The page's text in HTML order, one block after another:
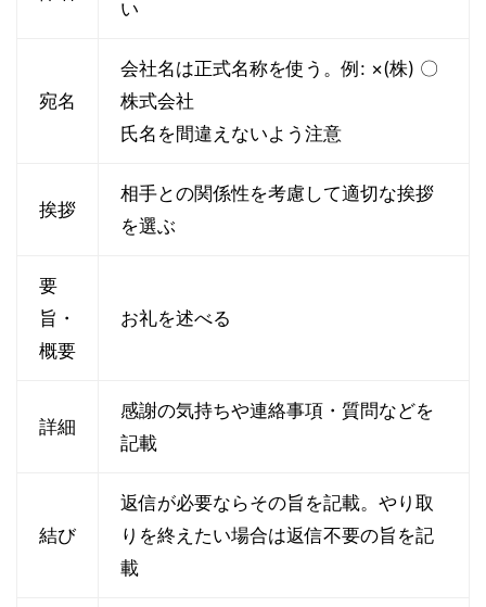
い
宛名
会社名は正式名称を使う。例: ×(株) 〇
株式会社
氏名を間違えないよう注意
挨拶
相手との関係性を考慮して適切な挨拶
を選ぶ
要
旨・
概要
お礼を述べる
詳細
感謝の気持ちや連絡事項・質問などを
記載
結び
返信が必要ならその旨を記載。やり取
りを終えたい場合は返信不要の旨を記
載